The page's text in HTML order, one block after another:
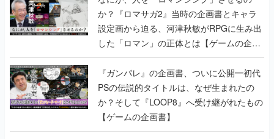
か？『ロマサガ2』当時の企画書とキャラ
設定画から迫る、河津秋敏がRPGに生み出
した「ロマン」の正体とは【ゲームの企画
書】
『ガンパレ』の企画書、ついに公開━初代
PSの伝説的タイトルは、なぜ生まれたの
か？そして『LOOP8』へ受け継がれたもの
【ゲームの企画書】